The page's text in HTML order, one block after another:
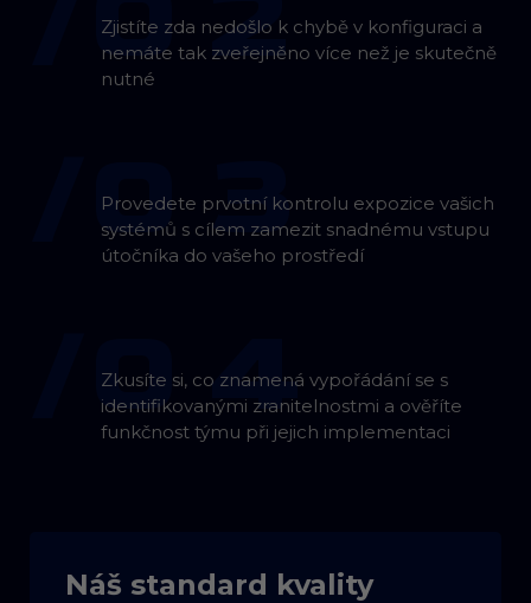
Zjistíte zda nedošlo k chybě v konfiguraci a
nemáte tak zveřejněno více než je skutečně
nutné
/0 3
Provedete prvotní kontrolu expozice vašich
systémů s cílem zamezit snadnému vstupu
útočníka do vašeho prostředí
/0 4
Zkusíte si, co znamená vypořádání se s
identifikovanými zranitelnostmi a ověříte
funkčnost týmu při jejich implementaci
Náš standard kvality